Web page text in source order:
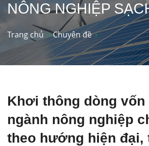
NÔNG NGHIỆP
Trang chủ Chuyên đề
Khơi thông dòng vốn
ngành nông nghiệp
theo hướng hiện đại,